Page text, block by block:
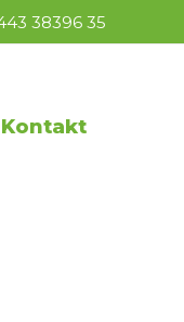
38396 35
Kontakt